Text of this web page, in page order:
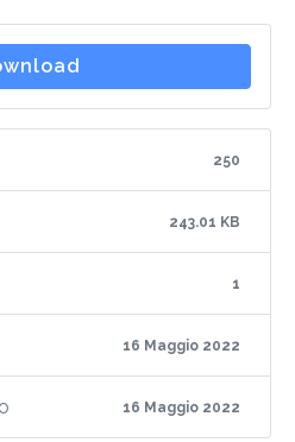
250
243.01 KB
1
16 Maggio 2022
16 Maggio 2022